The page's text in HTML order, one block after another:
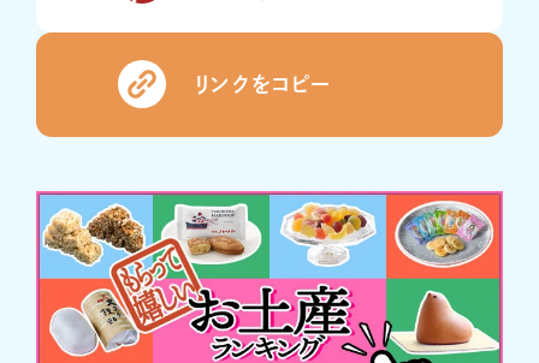
リンクをコピー